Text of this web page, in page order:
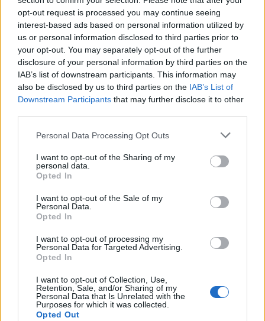
opt-out request is processed you may continue seeing
interest-based ads based on personal information utilized by
us or personal information disclosed to third parties prior to
your opt-out. You may separately opt-out of the further
disclosure of your personal information by third parties on the
IAB’s list of downstream participants. This information may
also be disclosed by us to third parties on the IAB’s List of
Downstream Participants that may further disclose it to other
Personal Data Processing Opt Outs
I want to opt-out of the Sharing of my
personal data.
Opted In
I want to opt-out of the Sale of my
Personal Data.
Opted In
I want to opt-out of processing my
Personal Data for Targeted Advertising.
Opted In
I want to opt-out of Collection, Use,
Retention, Sale, and/or Sharing of my
Personal Data that Is Unrelated with the
Purposes for which it was collected.
Opted Out
Chroust mlynařík je dalším z dlouhé řady našich velkých
ohrožených brouků. Proto by se mohlo zdát, že právě ta
jejich hřmotnost je činí víc zranitelnými. Tak tomu ale není.
Rozhodující úlohu tu samozřejmě vždymá vhodnost
životního prostředí a dostatek obvyklé potravy. A to platí
zcela stejně jak pro ty největší, tak i pro ty nejdrobnější
druhy. Pouze s tím „rozdílem“, že úbytek těch nejmenších
živočichů se většinou zjistí až při zvlášť k tomu zaměřených
průzkumech. Je jisté, že ochrana nápadných druhů tak
významně prospěje i jiné drobné zvířeně. Proto při péči o
stanoviště mlynaříka zachráníme rovněž řadu vesměs
pískomilných (psamofilních) živočichů, jejichž jména
ani žádná jiná.